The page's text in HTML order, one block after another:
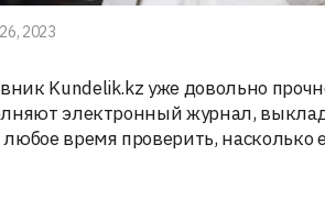
2023
Kundelik.kz уже довольно
электронный журнал,
время проверить,